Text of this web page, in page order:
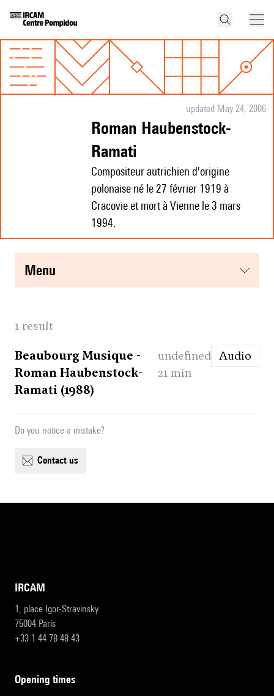
updated May 24, 2006
Roman Haubenstock-
Ramati
Compositeur autrichien d'origine
polonaise né le 27 février 1919 à
Cracovie et mort à Vienne le 3 mars
1994.
menu
1 result
Beaubourg Musique -
Roman Haubenstock-
Ramati (1988)
undefined
21 min
Audio
Do you notice a mistake?
contact us
IRCAM
1, place Igor-Stravinsky
75004 Paris
+33 1 44 78 48 43
opening times